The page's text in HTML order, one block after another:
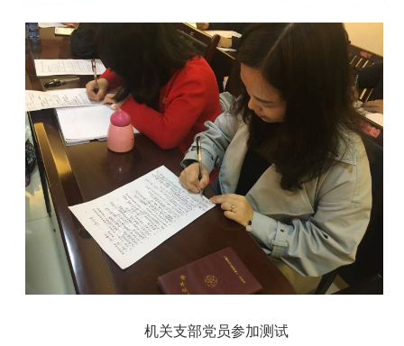
机关支部党员参加测试